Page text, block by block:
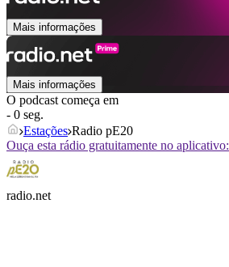
Mais informações
Mais informações
O podcast começa em
- 0 seg.
Estações Radio pE20
Ouça esta rádio gratuitamente no aplicativo:
radio.net